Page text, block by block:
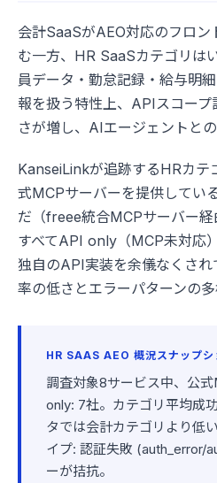
会計SaaSがAEO対応のフロン
む一方、HR SaaSカテゴリは
員データ・勤怠記録・給与明
報を扱う特性上、APIスコー
さが増し、AIエージェントと
KanseiLinkが追跡するHRカテ
式MCPサーバーを提供してい
だ（freee統合MCPサーバー
すべてAPI only（MCP未対応
独自のAPI実装を余儀なくさ
率の低さとエラーパターンの多
HR SAAS AEO 概況スナップ
調査対象8サービス中、公
only: 7社。カテゴリ平均成
タでは会計カテゴリより低
イプ: 認証失敗 (auth_error/
ーが拮抗。